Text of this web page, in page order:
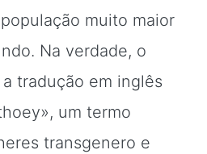
muito maior
Na verdade, o
tradução em inglês
um termo
transgenero e